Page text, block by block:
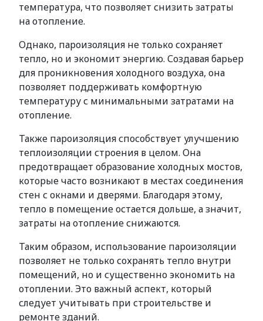
температура, что позволяет снизить затраты
на отопление.
Однако, пароизоляция не только сохраняет
тепло, но и экономит энергию. Создавая барьер
для проникновения холодного воздуха, она
позволяет поддерживать комфортную
температуру с минимальными затратами на
отопление.
Также пароизоляция способствует улучшению
теплоизоляции строения в целом. Она
предотвращает образование холодных мостов,
которые часто возникают в местах соединения
стен с окнами и дверями. Благодаря этому,
тепло в помещение остается дольше, а значит,
затраты на отопление снижаются.
Таким образом, использование пароизоляции
позволяет не только сохранять тепло внутри
помещений, но и существенно экономить на
отоплении. Это важный аспект, который
следует учитывать при строительстве и
ремонте зданий.